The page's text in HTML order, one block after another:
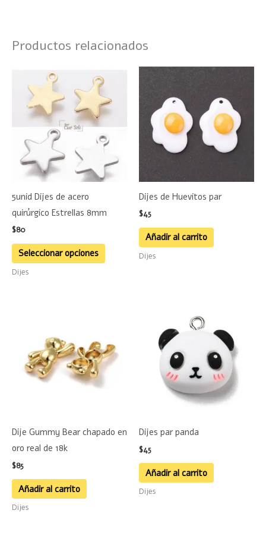
Productos relacionados
5unid Dijes de acero
quirúrgico Estrellas 8mm
$80
Seleccionar opciones
tiene
variantes.
opciones
elegir
página
Dijes
Dijes de Huevitos par
$45
Añadir al carrito
Dijes
Dije Gummy Bear chapado en
oro real de 18k
$85
Añadir al carrito
Dijes
Dijes par panda
$45
Añadir al carrito
Dijes